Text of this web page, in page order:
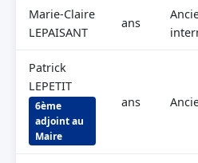
Marie-Claire
LEPAISANT
ans
Patrick
LEPETIT
6ème
adjoint au
Maire
ans